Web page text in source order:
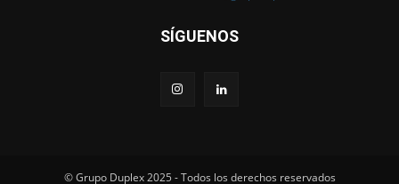
SÍGUENOS
© Grupo Duplex 2025 - Todos los derechos reservados